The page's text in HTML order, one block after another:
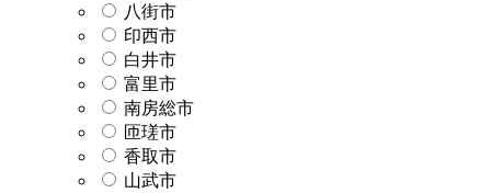
八街市
印西市
白井市
富里市
南房総市
匝瑳市
香取市
山武市